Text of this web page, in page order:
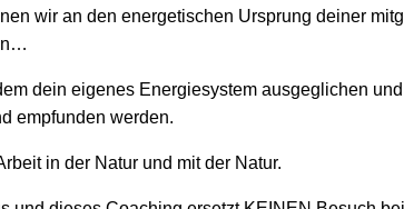
wir an den energetischen Ursprung deiner
dein eigenes Energiesystem ausgeglichen
empfunden werden.
in der Natur und mit der Natur.